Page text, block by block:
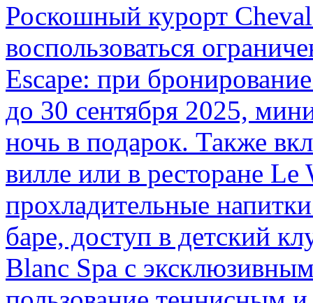
Роскошный курорт
воспользоваться
Escape: при
до 30 сентября 2025,
ночь в подарок. Также
вилле или в ресторане
прохладительные
баре, доступ в детский
Blanc Spa с